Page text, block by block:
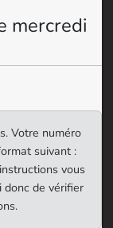
mercredi
Votre numéro
suivant :
vous
donc de vérifier